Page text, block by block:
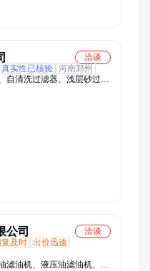
洽谈
真实性已核验 河南郑州
自清洗过滤器、浅层砂过滤
明过滤器、自洁式空气过滤
过滤器、颇尔滤油机
公司
洽谈
复及时 出价迅速
滤油机、液压油滤油机、透